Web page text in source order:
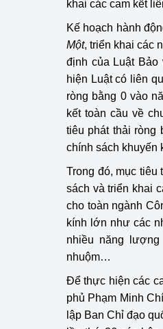
khai các cam kết
Kế hoạch hành
Một, triển khai các
định của Luật
hiện Luật có liên
ròng bằng 0 vào
kết toàn cầu về
tiêu phát thải ròng
chính sách khuyến
Trong đó, mục tiêu
sách và triển khai
cho toàn ngành
kính lớn như các
nhiều năng
nhuộm…
Để thực hiện các
phủ Phạm Minh
lập Ban Chỉ đạo